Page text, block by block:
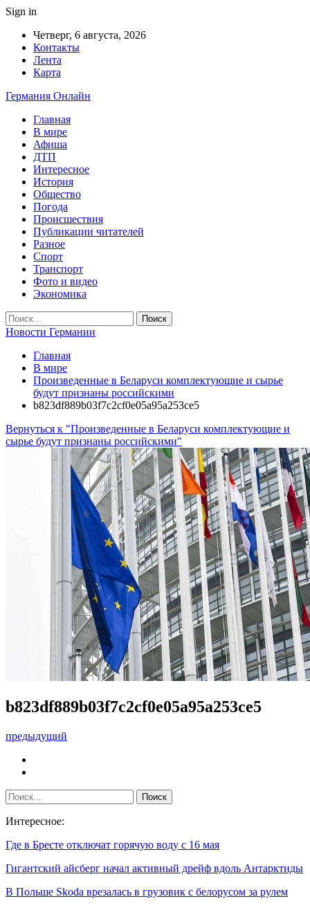
Sign in
Четверг, 6 августа, 2026
Контакты
Лента
Карта
Германия Онлайн
Главная
В мире
Афиша
ДТП
Интересное
История
Общество
Погода
Происшествия
Публикации читателей
Разное
Спорт
Транспорт
Фото и видео
Экономика
Новости Германии
Главная
В мире
Произведенные в Беларуси комплектующие и сырье
будут признаны российскими
b823df889b03f7c2cf0e05a95a253ce5
Вернуться к "Произведенные в Беларуси комплектующие и
сырье будут признаны российскими"
b823df889b03f7c2cf0e05a95a253ce5
предыдущий
Интересное:
Где в Бресте отключат горячую воду с 16 мая
Гигантский айсберг начал активный дрейф вдоль Антарктиды
В Польше Skoda врезалась в грузовик с белорусом за рулем